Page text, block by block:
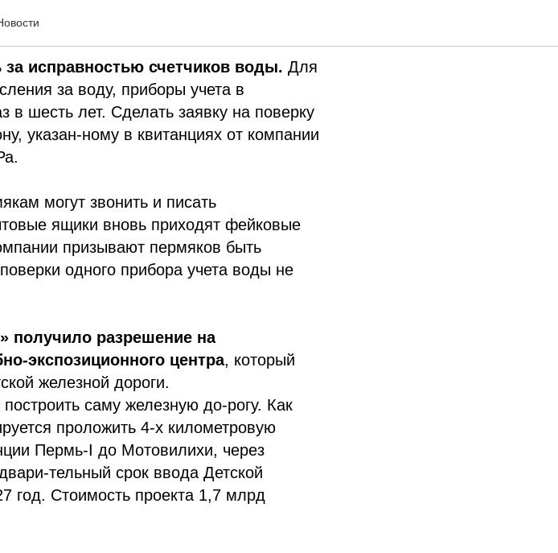
2024
исправностью счетчиков воды. Для
за воду, приборы учета в
в шесть лет. Сделать заявку на поверку
указан-ному в квитанциях от компании
могут звонить и писать
ящики вновь приходят фейковые
призывают пермяков быть
одного прибора учета воды не
получило разрешение на
экспозиционного центра, который
железной дороги.
саму железную до-рогу. Как
проложить 4-х километровую
Пермь-I до Мотовилихи, через
тельный срок ввода Детской
год. Стоимость проекта 1,7 млрд